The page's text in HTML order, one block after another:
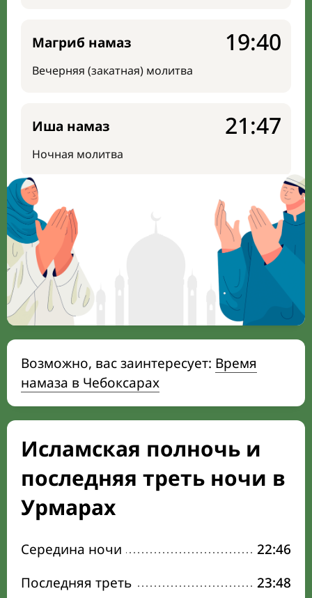
Магриб намаз
Вечерняя (закатная) молитва
19:40
Иша намаз
Ночная молитва
21:47
Возможно, вас заинтересует: Время
намаза в Чебоксарах
Исламская полночь и
последняя треть ночи в
Урмарах
Середина ночи
22:46
Последняя треть
23:48